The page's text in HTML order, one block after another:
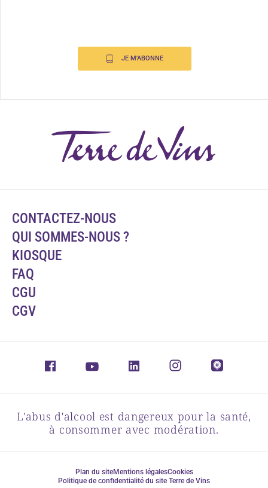
JE M'ABONNE
CONTACTEZ-NOUS
QUI SOMMES-NOUS ?
KIOSQUE
FAQ
CGU
CGV
L'abus d'alcool est dangereux pour la santé,
à consommer avec modération.
Plan du siteMentions légalesCookies
Politique de confidentialité du site Terre de Vins